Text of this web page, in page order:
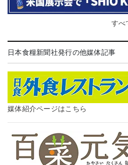
すべ
日本食糧新聞社発行の他媒体記事
媒体紹介ページはこちら